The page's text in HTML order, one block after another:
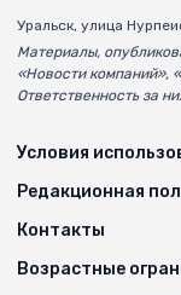
Уральск, улица
Материалы,
«Новости компаний»,
Ответственность за
Условия
Редакционная
Контакты
Возрастные